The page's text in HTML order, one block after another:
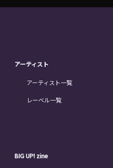
アーティスト
アーティスト一覧
レーベル一覧
BIG UP! zine